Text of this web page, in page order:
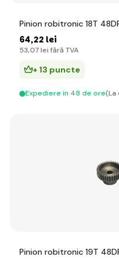
Pinion robitronic 18T
64,22 lei
53,07 lei fără TVA
+ 13 puncte
Expediere in 48 de ore(La
Pinion robitronic 19T